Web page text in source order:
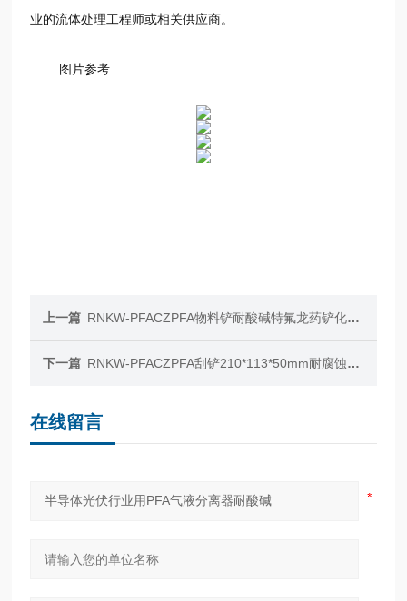
业的流体处理工程师或相关供应商。
图片参考
上一篇 RNKW-PFACZPFA物料铲耐酸碱特氟龙药铲化工制药取样铲
下一篇 RNKW-PFACZPFA刮铲210*113*50mm耐腐蚀PFA称量铲
在线留言